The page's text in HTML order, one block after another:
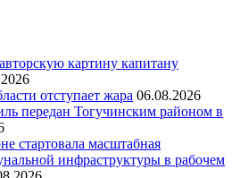
картину капитану
отступает жара 06.08.2026
передан Тогучинским районом в
стартовала масштабная
инфраструктуры в рабочем